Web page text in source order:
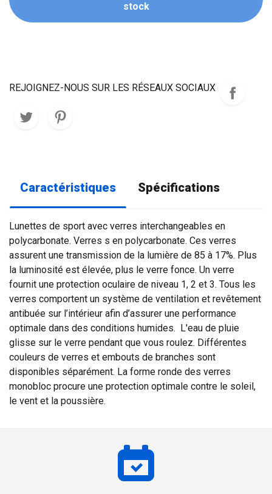
stock
REJOIGNEZ-NOUS SUR LES RÉSEAUX SOCIAUX
Caractéristiques Spécifications
Lunettes de sport avec verres interchangeables en
polycarbonate. Verres s en polycarbonate. Ces verres
assurent une transmission de la lumière de 85 à 17%. Plus
la luminosité est élevée, plus le verre fonce. Un verre
fournit une protection oculaire de niveau 1, 2 et 3. Tous les
verres comportent un système de ventilation et revêtement
antibuée sur l’intérieur afin d’assurer une performance
optimale dans des conditions humides. L'eau de pluie
glisse sur le verre pendant que vous roulez. Différentes
couleurs de verres et embouts de branches sont
disponibles séparément. La forme ronde des verres
monobloc procure une protection optimale contre le soleil,
le vent et la poussière.